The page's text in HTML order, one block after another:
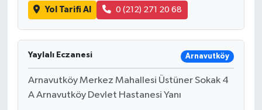
Yol Tarifi Al 0 (212) 271 20 68
Yaylalı Eczanesi Arnavutköy
Arnavutköy Merkez Mahallesi Üstüner Sokak 4
A Arnavutköy Devlet Hastanesi Yanı